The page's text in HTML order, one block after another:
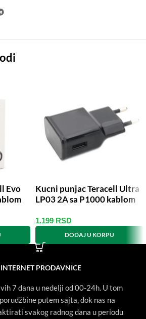
Evo
Kucni punjac Teracell Ultra
LP03 2A sa P1000 kablom
1.199 RSD
DODAJ U KORPU
PRODAVNICE
7 dana u nedelji od 00-24h. U tom
putem sajta, dok nas na
svakog radnog dana u periodu